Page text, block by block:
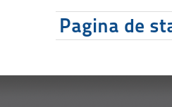
Pagina de